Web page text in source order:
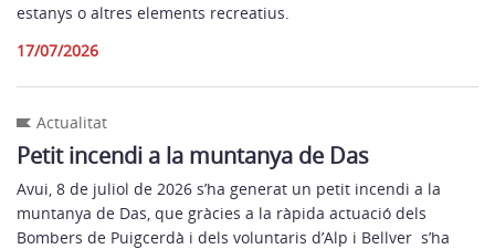
estanys o altres elements recreatius.
17/07/2026
Actualitat
Petit incendi a la muntanya de Das
Avui, 8 de juliol de 2026 s’ha generat un petit incendi a la
muntanya de Das, que gràcies a la ràpida actuació dels
Bombers de Puigcerdà i dels voluntaris d’Alp i Bellver s’ha